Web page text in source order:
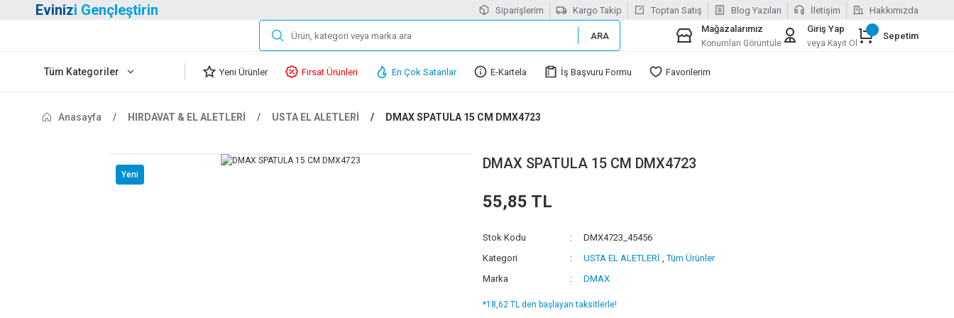
Evinizi Gençleştirin Siparişlerim Kargo Takip Toptan Satış Blog Yazıları İletişim Hakkımızda
ARA
Mağazalarımız
Konumları Görüntüle
Giriş Yap
veya Kayıt Ol
Sepetim
Tüm Kategoriler Yeni Ürünler Fırsat Ürünleri En Çok Satanlar E-Kartela İş Başvuru Formu Favorilerim
Anasayfa HIRDAVAT & EL ALETLERİ USTA EL ALETLERİ DMAX SPATULA 15 CM DMX4723
Yeni
DMAX SPATULA 15 CM DMX4723
55,85 TL
Stok Kodu
DMX4723_45456
Kategori
USTA EL ALETLERİ ,Tüm Ürünler
Marka
DMAX
*18,62 TL den başlayan taksitlerle!